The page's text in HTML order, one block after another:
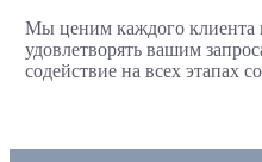
Мы ценим каждого клиента
удовлетворять вашим
содействие на всех этапах